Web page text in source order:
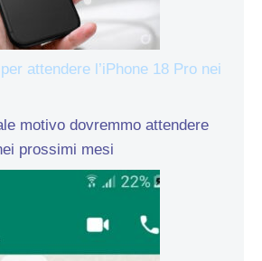
attendere l’iPhone 18 Pro nei
motivo dovremmo attendere
prossimi mesi